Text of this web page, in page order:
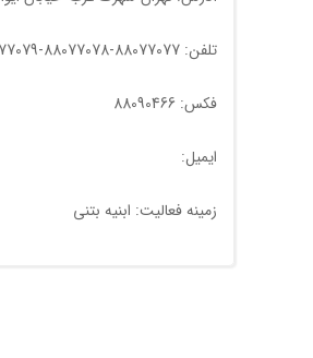
تلفن: 88077077-88077078-88077079
فکس: 88090466
ایمیل:
زمینه فعالیت: ابنیه بتنی